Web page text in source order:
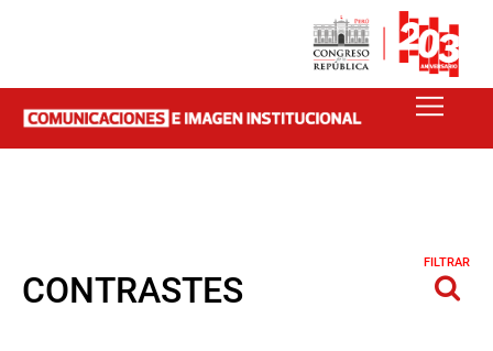
CONTRASTES
FILTRAR